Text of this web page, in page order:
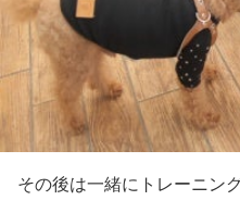
その後は一緒にトレーニン